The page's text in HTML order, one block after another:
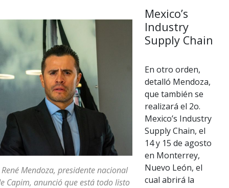
René Mendoza, presidente nacional
Capim, anunció que está todo listo
Mexico’s
Industry
Supply Chain
En otro orden,
detalló Mendoza,
que también se
realizará el 2o.
Mexico’s Industry
Supply Chain, el
14 y 15 de agosto
en Monterrey,
Nuevo León, el
cual abrirá la